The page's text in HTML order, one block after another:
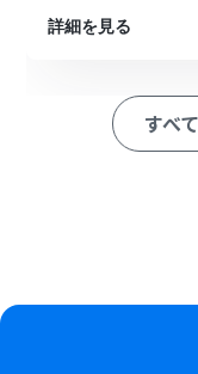
※「トリガー」：フ
ペレーション」：ト
■このワークフロー
AI機能の「テ
ンでは、SMS
トを作成したり
詳細を見る
すべ